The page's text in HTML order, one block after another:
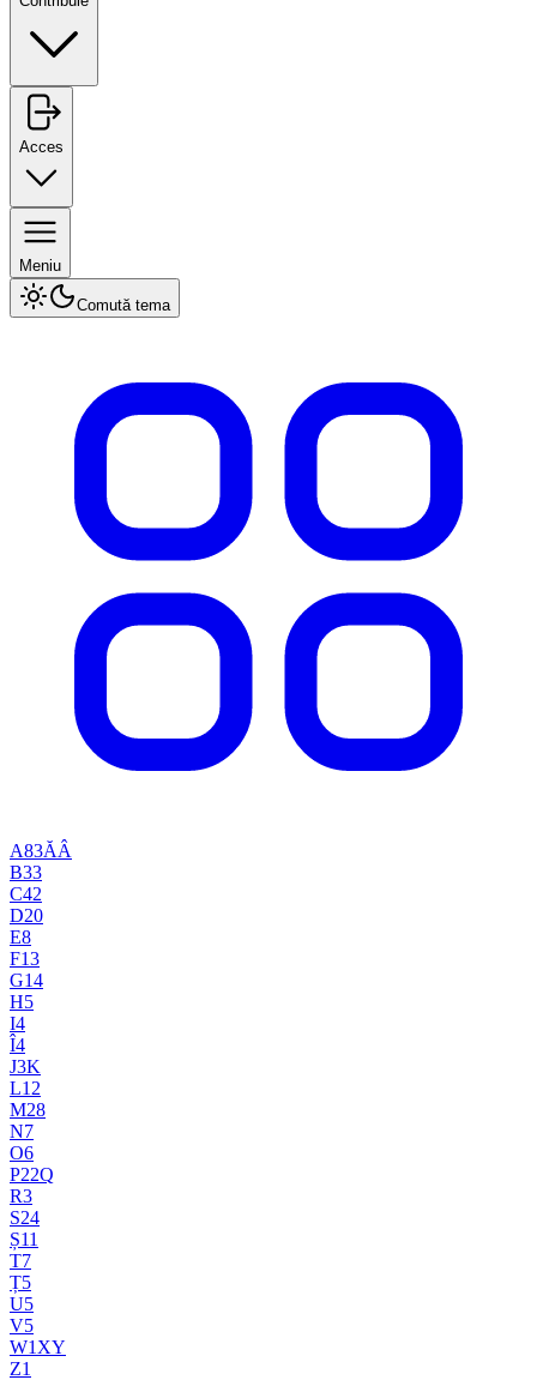
Acces
Meniu
Comută tema
A83ĂÂ
B33
C42
D20
E8
F13
G14
H5
I4
Î4
J3K
L12
M28
N7
O6
P22Q
R3
S24
Ș11
T7
Ț5
U5
V5
W1 XY
Z1